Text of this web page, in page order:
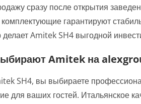
сразу после открытия
гарантируют
Amitek SH4 выгодной
Amitek на
SH4, вы выбираете
для ваших гостей. Итальянское